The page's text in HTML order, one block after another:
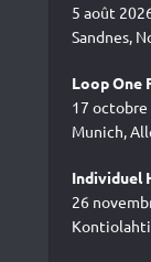
5 août
Sandnes,
Loop One
17
Munich,
Individuel
26